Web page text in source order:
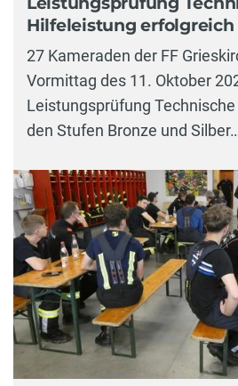
Hilfeleistung
27 Kameraden der FF
Vormittag des 11. Oktober
Leistungsprüfung
den Stufen Bronze und